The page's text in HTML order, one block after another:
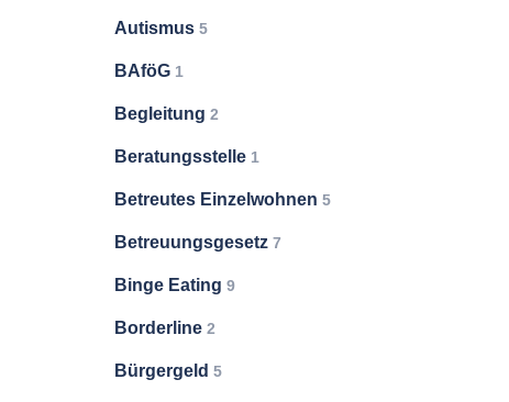
Autismus 5
BAföG 1
Begleitung 2
Beratungsstelle 1
Betreutes Einzelwohnen 5
Betreuungsgesetz 7
Binge Eating 9
Borderline 2
Bürgergeld 5